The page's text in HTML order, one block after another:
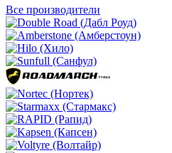
Все производители